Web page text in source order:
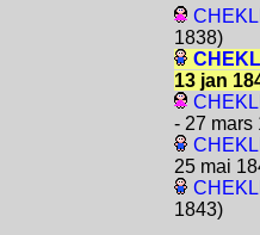
1838)
13 jan
- 27 mars
25 mai
1843)